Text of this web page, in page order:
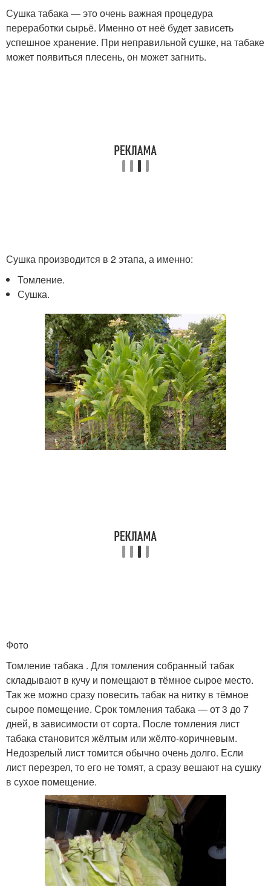
Сушка табака — это очень важная процедура
переработки сырьё. Именно от неё будет зависеть
успешное хранение. При неправильной сушке, на табаке
может появиться плесень, он может загнить.
Сушка производится в 2 этапа, а именно:
Томление.
Сушка.
Фото
Томление табака . Для томления собранный табак
складывают в кучу и помещают в тёмное сырое место.
Так же можно сразу повесить табак на нитку в тёмное
сырое помещение. Срок томления табака — от 3 до 7
дней, в зависимости от сорта. После томления лист
табака становится жёлтым или жёлто-коричневым.
Недозрелый лист томится обычно очень долго. Если
лист перезрел, то его не томят, а сразу вешают на сушку
в сухое помещение.